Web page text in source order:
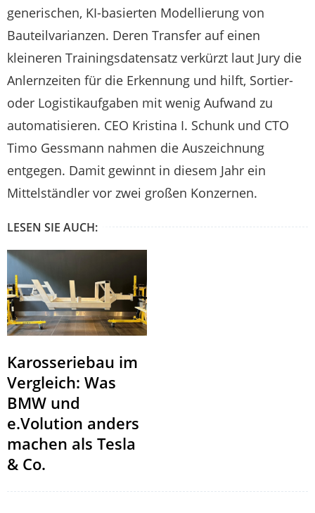
generischen, KI-basierten Modellierung von
Bauteilvarianzen. Deren Transfer auf einen
kleineren Trainingsdatensatz verkürzt laut Jury die
Anlernzeiten für die Erkennung und hilft, Sortier-
oder Logistikaufgaben mit wenig Aufwand zu
automatisieren. CEO Kristina I. Schunk und CTO
Timo Gessmann nahmen die Auszeichnung
entgegen. Damit gewinnt in diesem Jahr ein
Mittelständler vor zwei großen Konzernen.
LESEN SIE AUCH:
Karosseriebau im
Vergleich: Was
BMW und
e.Volution anders
machen als Tesla
& Co.